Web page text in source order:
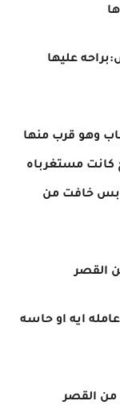
عليها
وهو قرب منها
كانت مستغرباه
بس خافت من
القصر
ايه او حاسه
من القصر